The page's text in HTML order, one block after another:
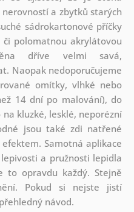
a zbytků starých
sádrokartonové příčky
polomatnou akrylátovou
dříve velmi savá,
Naopak nedoporučujeme
omítky, vlhké nebo
14 dní po malování), do
kluzké, lesklé, neporézní
jsou také zdi natřené
Samotná aplikace
a pružnosti lepidla
opravdu každý. Stejně
Pokud si nejste jistí
návod.